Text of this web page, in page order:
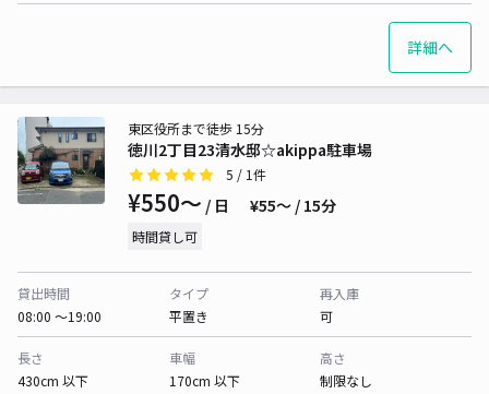
詳細へ
徳川2丁目23清水邸☆akippa駐車場
東区役所まで徒歩 15分
5 / 1件
¥550〜 / 日 ¥55〜 / 15分
時間貸し可
貸出時間
08:00 〜19:00
タイプ
平置き
再入庫
可
長さ
430cm 以下
車幅
170cm 以下
高さ
制限なし